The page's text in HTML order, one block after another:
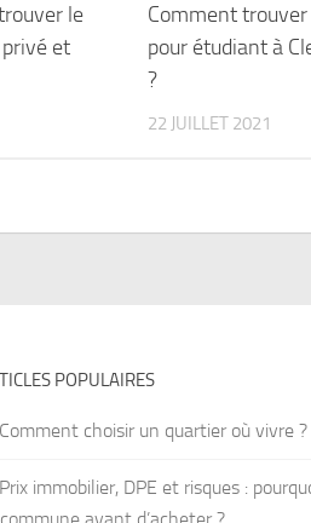
le
et
Comment
pour étudiant à
?
22 JUILLET 2021
POPULAIRES
Comment choisir un quartier où vivre ?
Prix immobilier, DPE et risques :
avant d’acheter ?